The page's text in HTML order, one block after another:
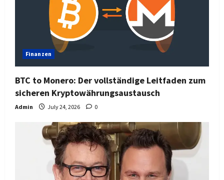
Finanzen
BTC to Monero: Der vollständige Leitfaden zum
sicheren Kryptowährungsaustausch
Admin July 24, 2026 0